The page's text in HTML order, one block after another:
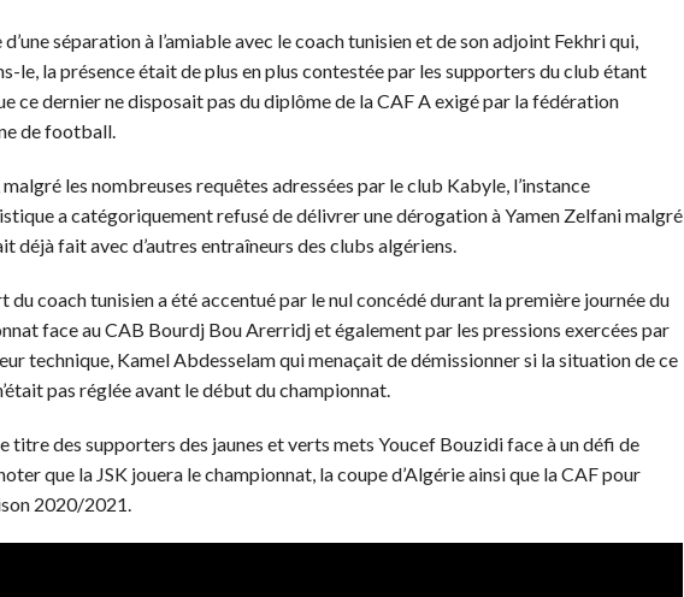
séparation à l’amiable avec le coach tunisien et de son adjoint Fekhri qui,
le, la présence était de plus en plus contestée par les supporters du club étant
ce dernier ne disposait pas du diplôme de la CAF A exigé par la fédération
de football.
les nombreuses requêtes adressées par le club Kabyle, l’instance
a catégoriquement refusé de délivrer une dérogation à Yamen Zelfani malgré
déjà fait avec d’autres entraîneurs des clubs algériens.
du coach tunisien a été accentué par le nul concédé durant la première journée du
face au CAB Bourdj Bou Arerridj et également par les pressions exercées par
technique, Kamel Abdesselam qui menaçait de démissionner si la situation de ce
pas réglée avant le début du championnat.
titre des supporters des jaunes et verts mets Youcef Bouzidi face à un défi de
que la JSK jouera le championnat, la coupe d’Algérie ainsi que la CAF pour
2020/2021.